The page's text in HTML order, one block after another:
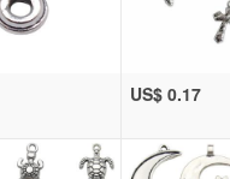
US$ 0.17